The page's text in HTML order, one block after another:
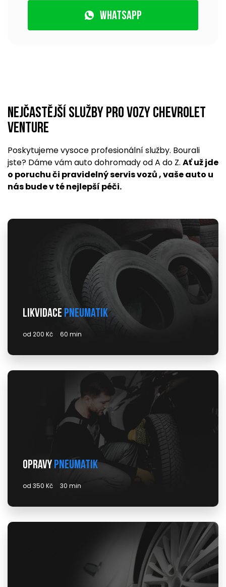
WhatsApp
Nejčastější služby pro vozy Chevrolet
Venture
Poskytujeme vysoce profesionální služby. Bourali
jste? Dáme vám auto dohromady od A do Z. Ať už jde
o poruchu či pravidelný servis vozů , vaše auto u
nás bude v té nejlepší péči.
Likvidace pneumatik
od 200 Kč 60 min
Opravy pneumatik
od 350 Kč 30 min